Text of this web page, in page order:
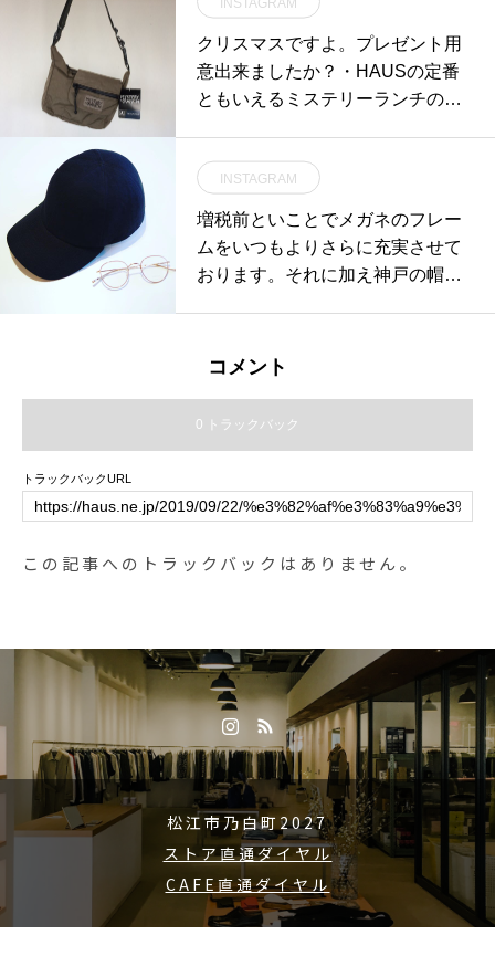
#クリスマスグッズ#インテリア#h
aus的クリスマス#インテリア#ギ
フト #贈りもの#hausmatsue #島
根 #松江
クリスマスですよ。プレゼント用
意出来ましたか？・HAUSの定番
ともいえるミステリーランチのA
コンパクトなのにポケットが豊富
で細かいものも収納しやすいで
す。男性も女性にもおすすめ。今
回はブラックとオリーブに加え、
是非店頭でご覧ください！メリー
ショップ 11:00-20:00ビストロカ
フェ モーニング 9:00-11:00(オー
ダーストップ10:30)ランチ〜ディ
ウス松江#mysteryranch#ミステリ
aus_outdoor
INSTAGRAM
増税前といことでメガネのフレー
ムをいつもよりさらに充実させて
おります。それに加え神戸の帽子
中心とした秋冬の帽子たちが入荷
い。メガネとマチュアーハの帽子
を同時にお買い上げのお客様には
コメント
0 トラックバック
トラックバックURL
この記事へのトラックバックはありません。
松江市乃白町2027
ストア直通ダイヤル
CAFE直通ダイヤル